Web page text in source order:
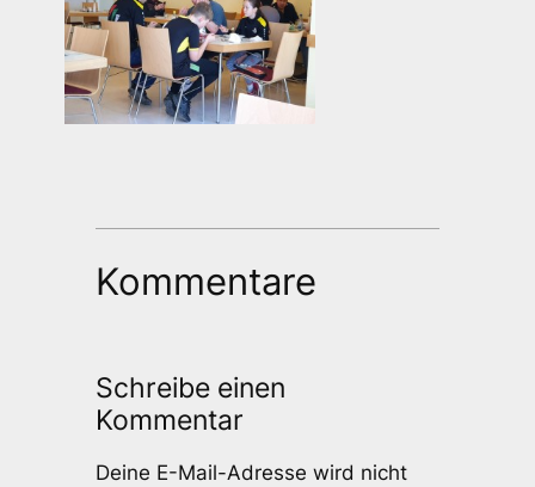
Kommentare
Schreibe einen
Kommentar
Deine E-Mail-Adresse wird nicht